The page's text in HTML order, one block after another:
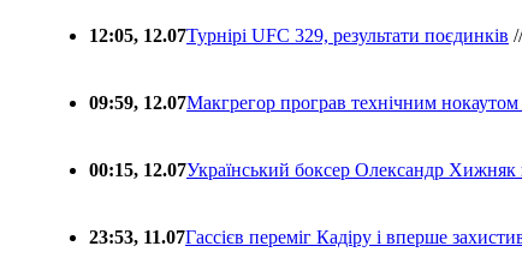
12:05, 12.07Турнірі UFC 329, результати поєдинків
09:59, 12.07Макгрегор програв технічним
00:15, 12.07Український боксер Олександр
23:53, 11.07Гассієв переміг Кадіру і вперше